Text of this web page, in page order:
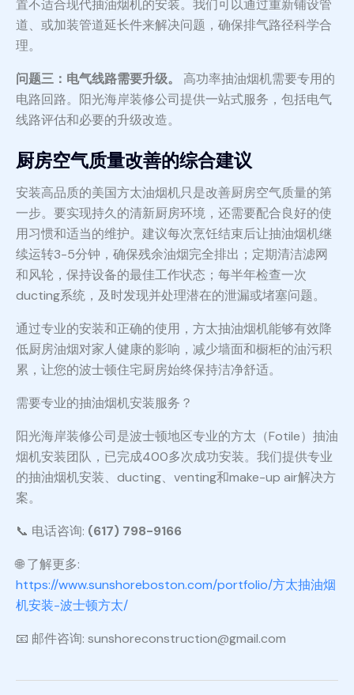
置不适合现代抽油烟机的安装。我们可以通过重新铺设管
道、或加装管道延长件来解决问题，确保排气路径科学合
理。
问题三：电气线路需要升级。
高功率抽油烟机需要专用的
电路回路。阳光海岸装修公司提供一站式服务，包括电气
线路评估和必要的升级改造。
厨房空气质量改善的综合建议
安装高品质的美国方太油烟机只是改善厨房空气质量的第
一步。要实现持久的清新厨房环境，还需要配合良好的使
用习惯和适当的维护。建议每次烹饪结束后让抽油烟机继
续运转3-5分钟，确保残余油烟完全排出；定期清洁滤网
和风轮，保持设备的最佳工作状态；每半年检查一次
ducting系统，及时发现并处理潜在的泄漏或堵塞问题。
通过专业的安装和正确的使用，方太抽油烟机能够有效降
低厨房油烟对家人健康的影响，减少墙面和橱柜的油污积
累，让您的波士顿住宅厨房始终保持洁净舒适。
需要专业的抽油烟机安装服务？
阳光海岸装修公司是波士顿地区专业的方太（Fotile）抽油
烟机安装团队，已完成400多次成功安装。我们提供专业
的抽油烟机安装、ducting、venting和make-up air解决方
案。
📞 电话咨询: (617) 798-9166
🌐 了解更多:
https://www.sunshoreboston.com/portfolio/方太抽油烟
机安装-波士顿方太/
📧 邮件咨询: sunshoreconstruction@gmail.com